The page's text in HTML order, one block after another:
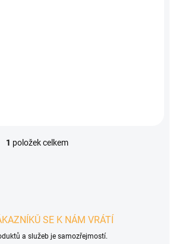
Ovládací prvky výpisu
1 položek celkem
SE K NÁM VRÁTÍ
a služeb je samozřejmostí.